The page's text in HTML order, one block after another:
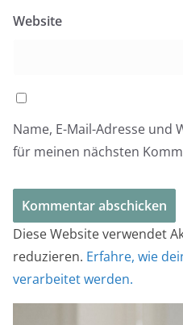
Website
Name, E-Mail-Adresse und
für meinen nächsten
Diese Website verwendet
reduzieren. Erfahre, wie
verarbeitet werden.